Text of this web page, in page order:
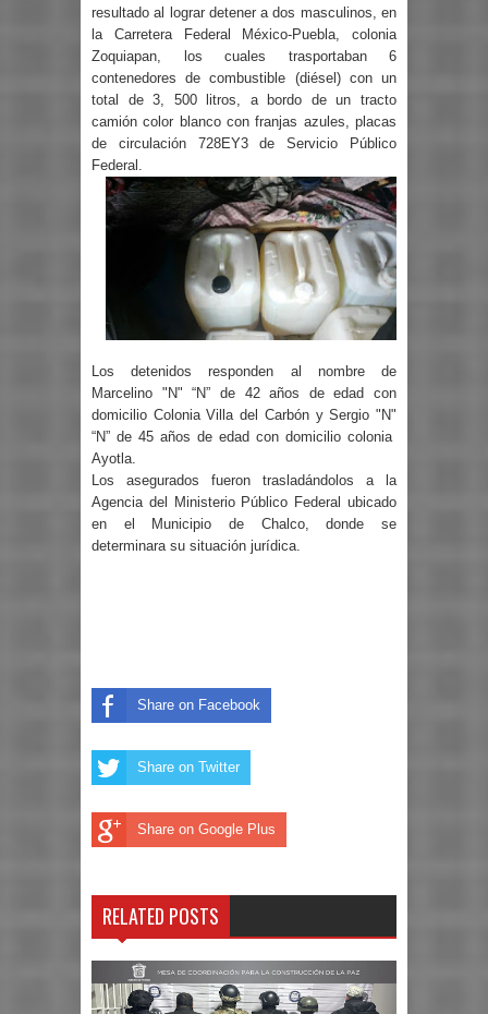
resultado al lograr detener a dos masculinos, en
la Carretera Federal México-Puebla, colonia
Zoquiapan, los cuales trasportaban 6
contenedores de combustible (diésel) con un
total de 3, 500 litros, a bordo de un tracto
camión color blanco con franjas azules, placas
de circulación 728EY3 de Servicio Público
Federal.
Los detenidos responden al nombre de
Marcelino "N" “N” de 42 años de edad con
domicilio Colonia Villa del Carbón y Sergio "N"
“N” de 45 años de edad con domicilio colonia
Ayotla.
Los asegurados fueron trasladándolos a la
Agencia del Ministerio Público Federal ubicado
en el Municipio de Chalco, donde se
determinara su situación jurídica.
Share on Facebook
Share on Twitter
Share on Google Plus
RELATED POSTS